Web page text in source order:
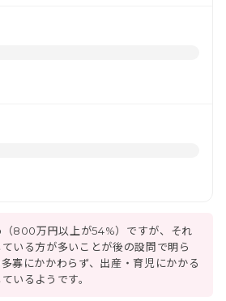
800万円以上が54%）ですが、それ
いる方が多いことが後の設問で明ら
寡にかかわらず、出産・育児にかかる
いるようです。